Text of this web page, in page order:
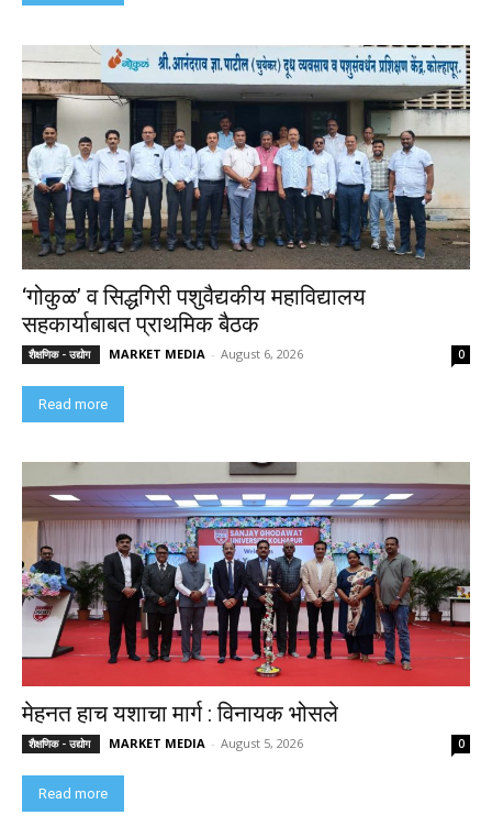
‘गोकुळ’ व सिद्धगिरी पशुवैद्यकीय महाविद्यालय
सहकार्याबाबत प्राथमिक बैठक
शैक्षणिक - उद्योग MARKET MEDIA - August 6, 2026 0
Read more
मेहनत हाच यशाचा मार्ग : विनायक भोसले
शैक्षणिक - उद्योग MARKET MEDIA - August 5, 2026 0
Read more